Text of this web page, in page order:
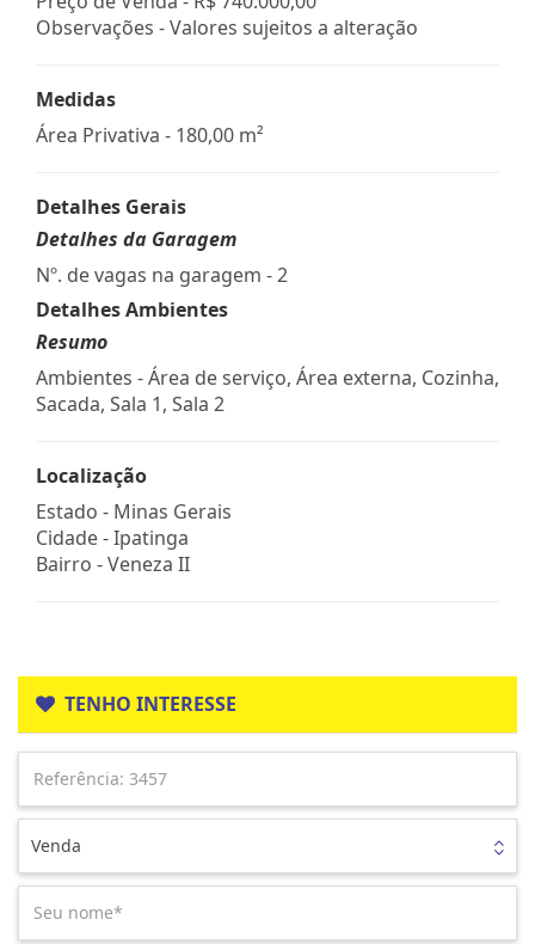
Observações - Valores sujeitos a alteração
Medidas
Área Privativa - 180,00 m²
Detalhes Gerais
Detalhes da Garagem
Nº. de vagas na garagem - 2
Detalhes Ambientes
Resumo
Ambientes - Área de serviço, Área externa, Cozinha,
Sacada, Sala 1, Sala 2
Localização
Estado - Minas Gerais
Cidade -Ipatinga
Bairro -Veneza II
TENHO INTERESSE
Venda